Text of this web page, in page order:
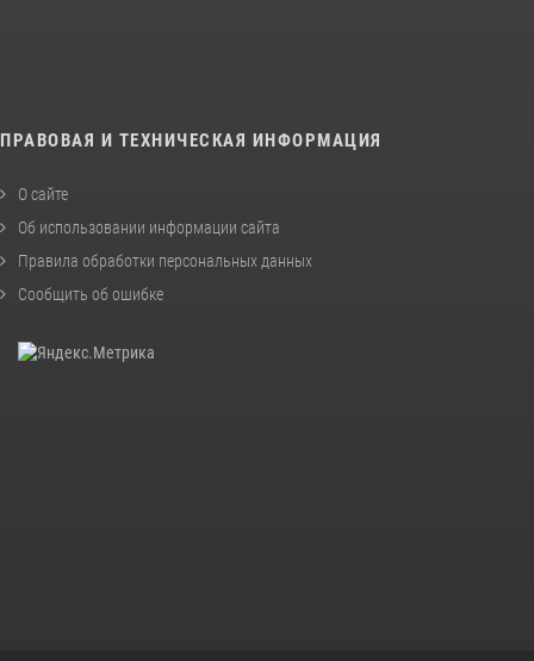
ПРАВОВАЯ И ТЕХНИЧЕСКАЯ ИНФОРМАЦИЯ
О сайте
Об использовании информации сайта
Правила обработки персональных данных
Сообщить об ошибке